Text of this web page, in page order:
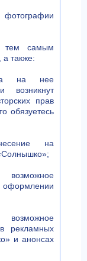
тем самым
также:
на нее
прав
обязуетесь
на
оформлении
рекламных
и анонсах